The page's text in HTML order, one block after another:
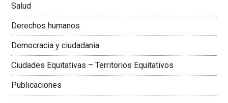
Salud
Derechos humanos
Democracia y ciudadania
Ciudades Equitativas – Territorios Equitativos
Publicaciones